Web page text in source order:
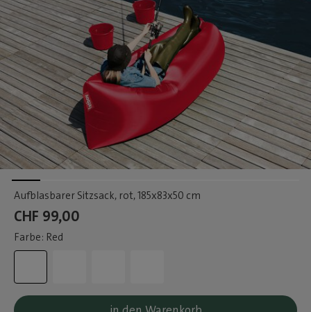
Aufblasbarer Sitzsack, rot, 185x83x50 cm
CHF 99,00
Farbe: Red